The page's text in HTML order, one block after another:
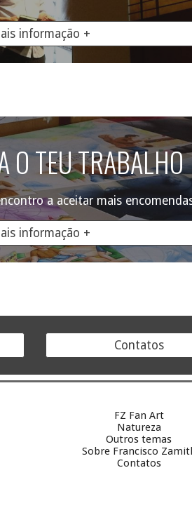
informação +
O TEU TRABALHO
a aceitar mais
informação +
Contatos
FZ Fan Art
Natureza
Outros temas
SobreFrancisco
Contatos